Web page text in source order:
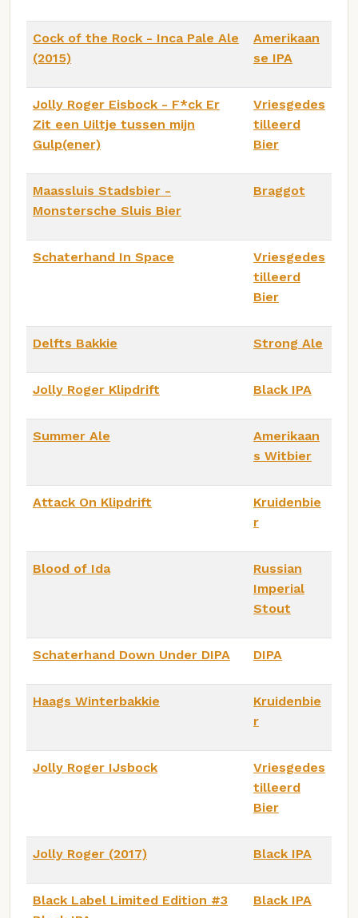
Cock of the Rock - Inca Pale Ale
(2015)
Amerikaan
se IPA
Jolly Roger Eisbock - F*ck Er
Zit een Uiltje tussen mijn
Gulp(ener)
Vriesgedes
tilleerd
Bier
Maassluis Stadsbier -
Monstersche Sluis Bier
Braggot
Schaterhand In Space
Vriesgedes
tilleerd
Bier
Delfts Bakkie Strong Ale
Jolly Roger Klipdrift Black IPA
Summer Ale
Amerikaan
s Witbier
Attack On Klipdrift
Kruidenbie
r
Blood of Ida
Russian
Imperial
Stout
Schaterhand Down Under DIPA DIPA
Haags Winterbakkie
Kruidenbie
r
Jolly Roger IJsbock
Vriesgedes
tilleerd
Bier
Jolly Roger (2017) Black IPA
Black Label Limited Edition #3
Black IPA